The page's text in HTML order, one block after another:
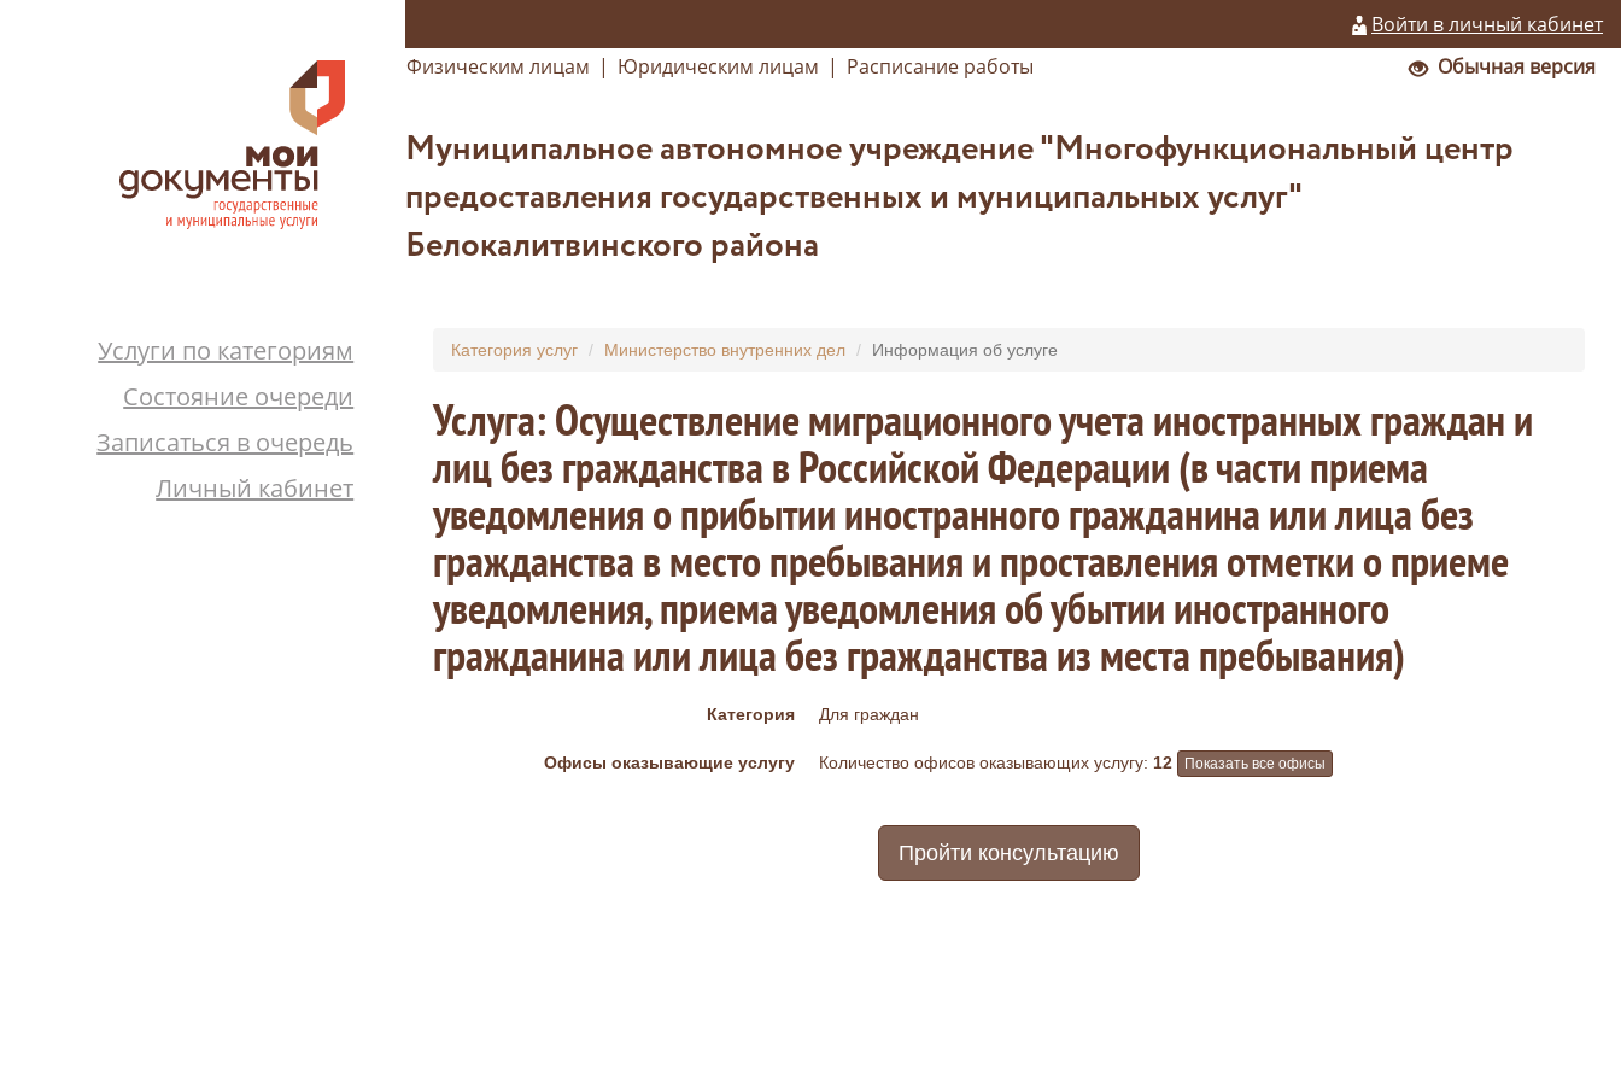
Войти в личный кабинет
Физическим лицам | Юридическим лицам | Расписание работы Обычная версия
Муниципальное автономное учреждение "Многофункциональный центр
предоставления государственных и муниципальных услуг"
Белокалитвинского района
Услуги по категориям
Состояние очереди
Записаться в очередь
Личный кабинет
Категория услуг Министерство внутренних дел Информация об услуге
Услуга: Осуществление миграционного учета иностранных граждан и
лиц без гражданства в Российской Федерации (в части приема
уведомления о прибытии иностранного гражданина или лица без
гражданства в место пребывания и проставления отметки о приеме
уведомления, приема уведомления об убытии иностранного
гражданина или лица без гражданства из места пребывания)
Категория Для граждан
Офисы оказывающие услугу Количество офисов оказывающих услугу: 12 Показать все офисы
Пройти консультацию